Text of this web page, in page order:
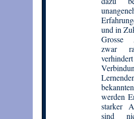
und in
Grosse
zwar
werden
starker
sind